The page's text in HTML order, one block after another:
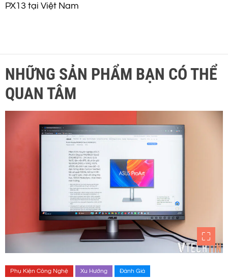
PX13 tại Việt Nam
NHỮNG SẢN PHẨM BẠN CÓ THỂ
QUAN TÂM
Phụ Kiện Công Nghệ Xu Hướng Đánh Giá